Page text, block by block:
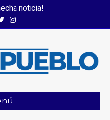
noticia!
Instagram